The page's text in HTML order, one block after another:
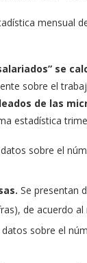
mensual
se
sobre el
de las
estadística
sobre el
Se presentan
de acuerdo
sobre el